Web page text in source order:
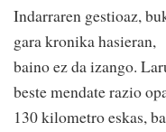
Indarraren gestioaz,
gara kronika hasieran,
baino ez da izango.
beste mendate razio
130 kilometro eskas,